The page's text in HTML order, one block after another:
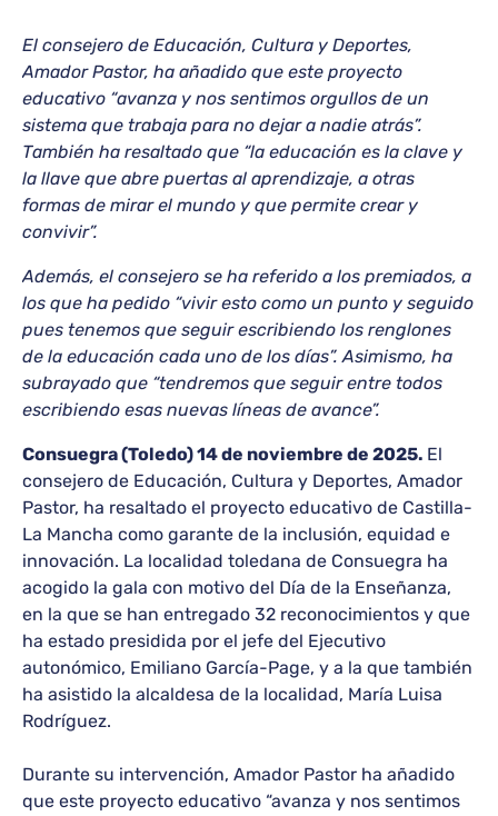
El consejero de Educación, Cultura y Deportes,
Amador Pastor, ha añadido que este proyecto
educativo “avanza y nos sentimos orgullos de un
sistema que trabaja para no dejar a nadie atrás”.
También ha resaltado que “la educación es la clave y
la llave que abre puertas al aprendizaje, a otras
formas de mirar el mundo y que permite crear y
convivir”.
Además, el consejero se ha referido a los premiados, a
los que ha pedido “vivir esto como un punto y seguido
pues tenemos que seguir escribiendo los renglones
de la educación cada uno de los días”. Asimismo, ha
subrayado que “tendremos que seguir entre todos
escribiendo esas nuevas líneas de avance”.
Consuegra (Toledo) 14 de noviembre de 2025. El
consejero de Educación, Cultura y Deportes, Amador
Pastor, ha resaltado el proyecto educativo de Castilla-
La Mancha como garante de la inclusión, equidad e
innovación. La localidad toledana de Consuegra ha
acogido la gala con motivo del Día de la Enseñanza,
en la que se han entregado 32 reconocimientos y que
ha estado presidida por el jefe del Ejecutivo
autonómico, Emiliano García-Page, y a la que también
ha asistido la alcaldesa de la localidad, María Luisa
Rodríguez.
Durante su intervención, Amador Pastor ha añadido
que este proyecto educativo “avanza y nos sentimos